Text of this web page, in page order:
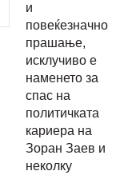
и
повеќезначно
прашање,
исклучиво е
наменето за
спас на
политичката
кариера на
Зоран Заев и
неколку